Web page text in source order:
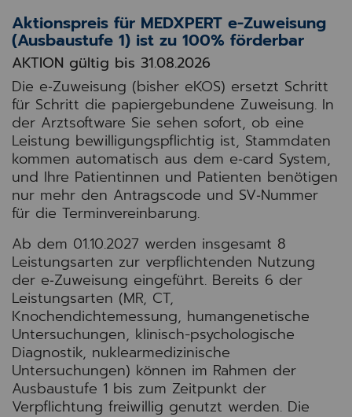
Aktionspreis für MEDXPERT e-Zuweisung
(Ausbaustufe 1) ist zu 100% förderbar
AKTION gültig bis 31.08.2026
Die e‑Zuweisung (bisher eKOS) ersetzt Schritt
für Schritt die papiergebundene Zuweisung. In
der Arztsoftware Sie sehen sofort, ob eine
Leistung bewilligungspflichtig ist, Stamm­daten
kommen automatisch aus dem e‑card System,
und Ihre Patientinnen und Patienten benötigen
nur mehr den Antragscode und SV‑Nummer
für die Terminvereinbarung.
Ab dem 01.10.2027 werden insgesamt 8
Leistungsarten zur verpflichtenden Nutzung
der e‑Zuweisung eingeführt. Bereits 6 der
Leistungsarten (MR, CT,
Knochendichtemessung, humangenetische
Untersuchungen, klinisch-psychologische
Diagnostik, nuklearmedizinische
Untersuchungen) können im Rahmen der
Ausbaustufe 1 bis zum Zeitpunkt der
Verpflichtung freiwillig genutzt werden. Die